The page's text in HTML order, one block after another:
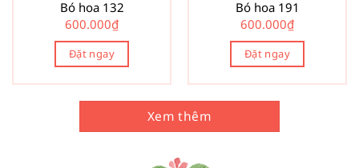
Bó hoa 132
600.000₫
Đặt ngay
Bó hoa 191
600.000₫
Đặt ngay
Xem thêm